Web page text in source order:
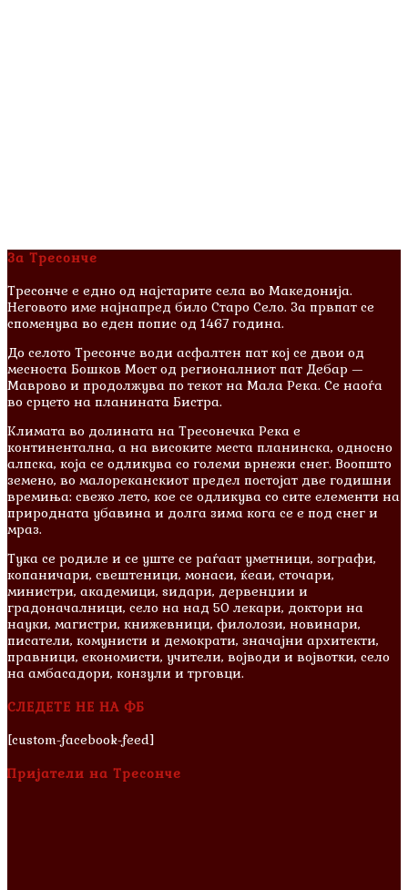
За Тресонче
Тресонче е едно од најстарите села во Македонија.
Неговото име најнапред било Старо Село. За првпат се
споменува во еден попис од 1467 година.
До селото Тресонче води асфалтен пат кој се двои од
месноста Бошков Мост од регионалниот пат Дебар —
Маврово и продолжува по текот на Мала Река. Се наоѓа
во срцето на планината Бистра.
Климата во долината на Тресонечка Река е
континентална, а на високите места планинска, односно
алпска, која се одликува со големи врнежи снег. Воопшто
земено, во малореканскиот предел постојат две годишни
времиња: свежо лето, кое се одликува со сите елементи на
природната убавина и долга зима кога се е под снег и
мраз.
Тука се родиле и сe уште се раѓаат уметници, зографи,
копаничари, свештеници, монаси, ќеаи, сточари,
министри, академици, ѕидари, дервенџии и
градоначалници, село на над 50 лекари, доктори на
науки, магистри, книжевници, филолози, новинари,
писатели, комунисти и демократи, значајни архитекти,
правници, економисти, учители, војводи и војвотки, село
на амбасадори, конзули и трговци.
СЛЕДЕТЕ НЕ НА ФБ
[custom-facebook-feed]
Пријатели на Тресонче